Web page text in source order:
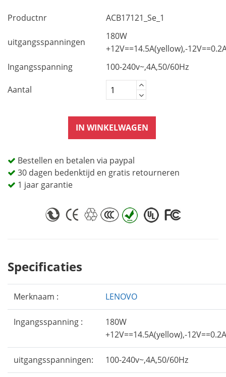
Productnr ACB17121_Se_1
uitgangsspanningen
180W
+12V==14.5A(yellow),-
Ingangsspanning
100-240v~,4A,50/60Hz
Aantal
IN WINKELWAGEN
Bestellen en betalen via paypal
30 dagen bedenktijd en gratis retourneren
1 jaar garantie
Specificaties
Merknaam : LENOVO
Ingangsspanning :
180W
+12V==14.5A(yellow),-
uitgangsspanningen: 100-240v~,4A,50/60Hz